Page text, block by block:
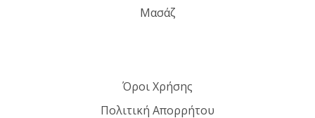
Μασάζ
Όροι Χρήσης
Πολιτική Απορρήτου